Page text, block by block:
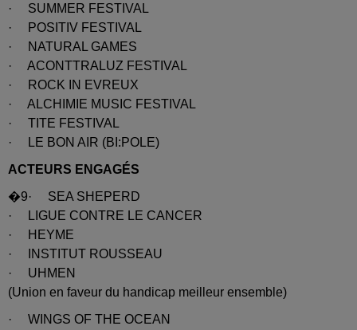
· SUMMER FESTIVAL
· POSITIV FESTIVAL
· NATURAL GAMES
· ACONTTRALUZ FESTIVAL
· ROCK IN EVREUX
· ALCHIMIE MUSIC FESTIVAL
· TITE FESTIVAL
· LE BON AIR (BI:POLE)
ACTEURS ENGAGÉS
�9· SEA SHEPERD
· LIGUE CONTRE LE CANCER
· HEYME
· INSTITUT ROUSSEAU
· UHMEN
(Union en faveur du handicap meilleur ensemble)
· WINGS OF THE OCEAN